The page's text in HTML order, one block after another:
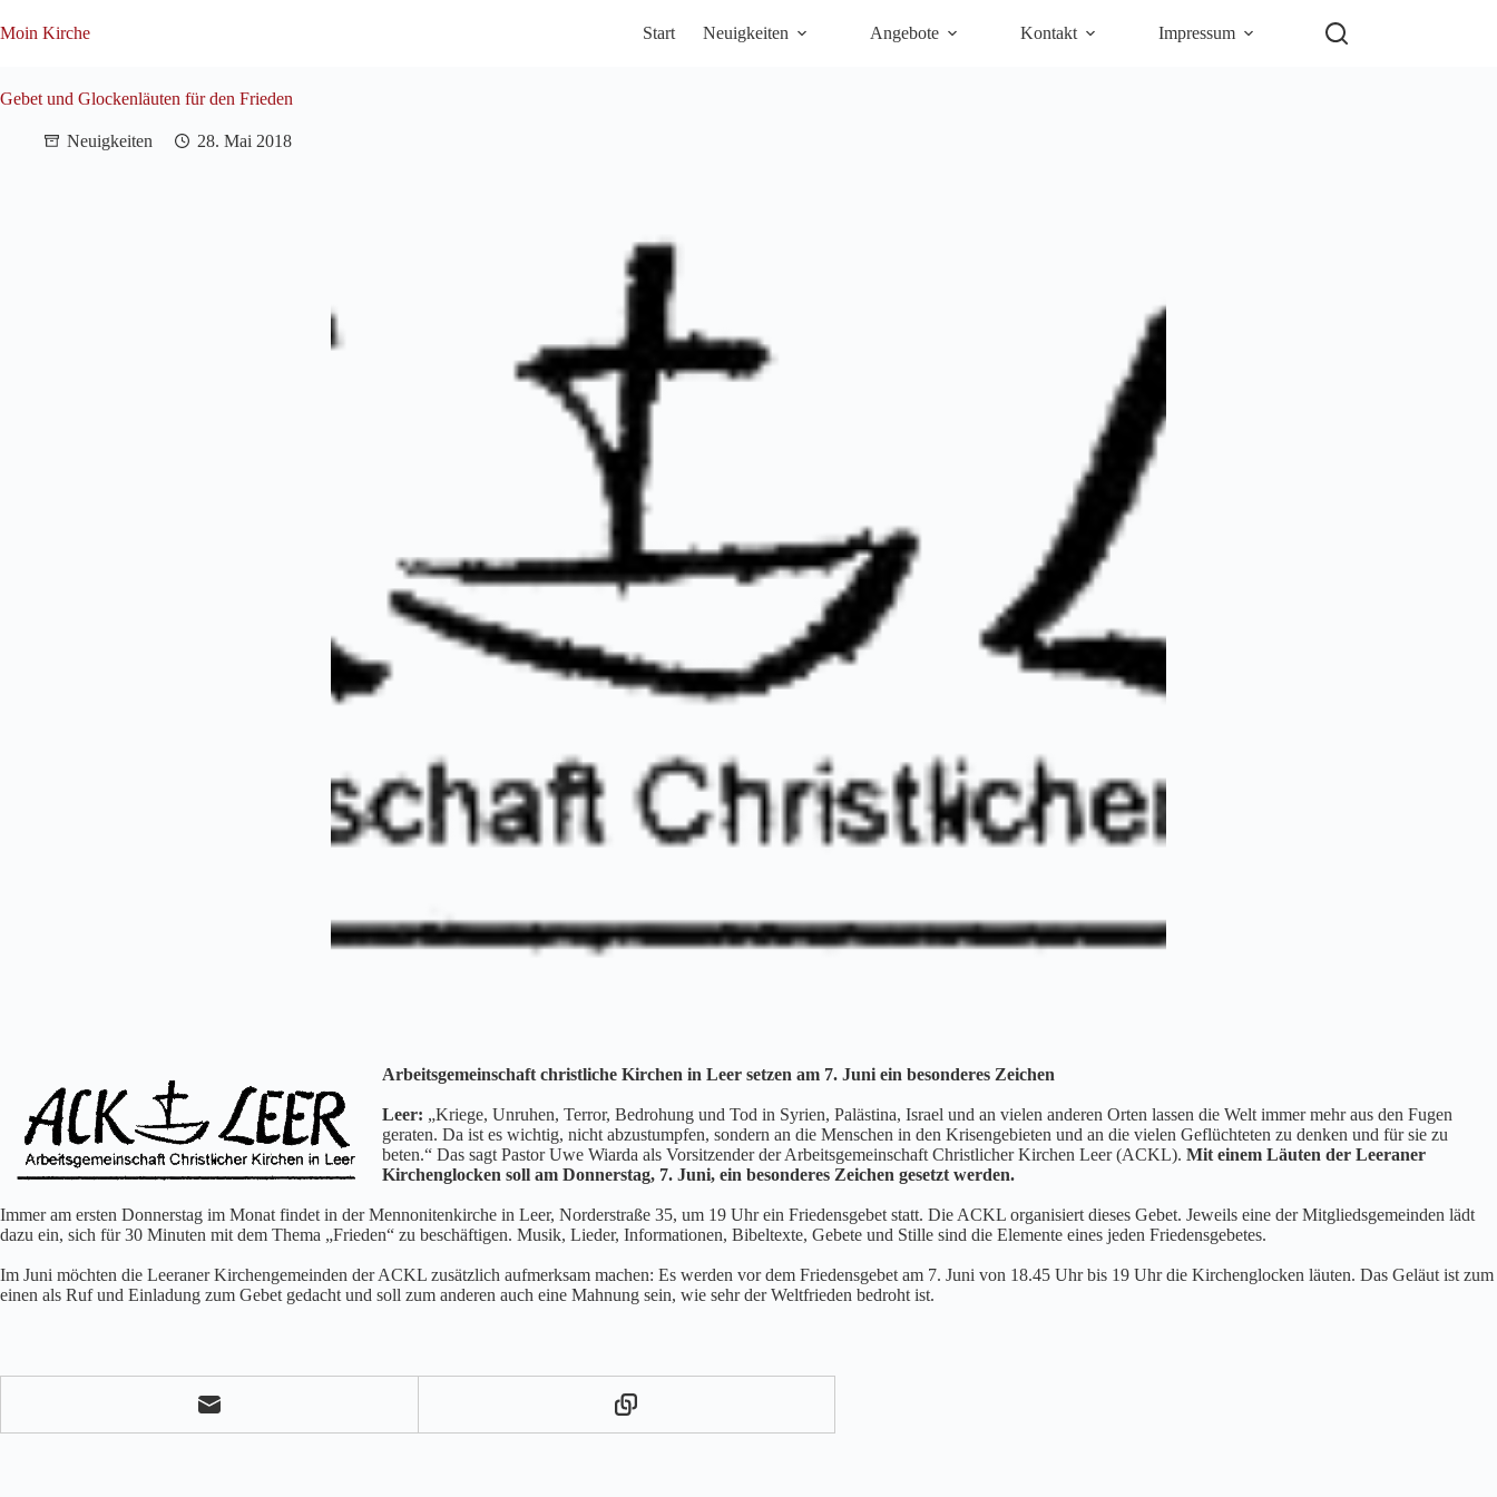
Inhalt
Moin Kirche Start Neuigkeiten Angebote Kontakt Impressum
Gebet und Glockenläuten für den Frieden
Neuigkeiten 28. Mai 2018
Arbeitsgemeinschaft christliche Kirchen in Leer setzen am 7. Juni ein besonderes Zeichen
Leer: „Kriege, Unruhen, Terror, Bedrohung und Tod in Syrien, Palästina, Israel und an vielen anderen Orten lassen die Welt immer mehr aus den Fugen
geraten. Da ist es wichtig, nicht abzustumpfen, sondern an die Menschen in den Krisengebieten und an die vielen Geflüchteten zu denken und für sie zu
beten.“ Das sagt Pastor Uwe Wiarda als Vorsitzender der Arbeitsgemeinschaft Christlicher Kirchen Leer (ACKL). Mit einem Läuten der Leeraner
Kirchenglocken soll am Donnerstag, 7. Juni, ein besonderes Zeichen gesetzt werden.
Immer am ersten Donnerstag im Monat findet in der Mennonitenkirche in Leer, Norderstraße 35, um 19 Uhr ein Friedensgebet statt. Die ACKL organisiert dieses Gebet. Jeweils eine der Mitgliedsgemeinden lädt
dazu ein, sich für 30 Minuten mit dem Thema „Frieden“ zu beschäftigen. Musik, Lieder, Informationen, Bibeltexte, Gebete und Stille sind die Elemente eines jeden Friedensgebetes.
Im Juni möchten die Leeraner Kirchengemeinden der ACKL zusätzlich aufmerksam machen: Es werden vor dem Friedensgebet am 7. Juni von 18.45 Uhr bis 19 Uhr die Kirchenglocken läuten. Das Geläut ist zum
einen als Ruf und Einladung zum Gebet gedacht und soll zum anderen auch eine Mahnung sein, wie sehr der Weltfrieden bedroht ist.